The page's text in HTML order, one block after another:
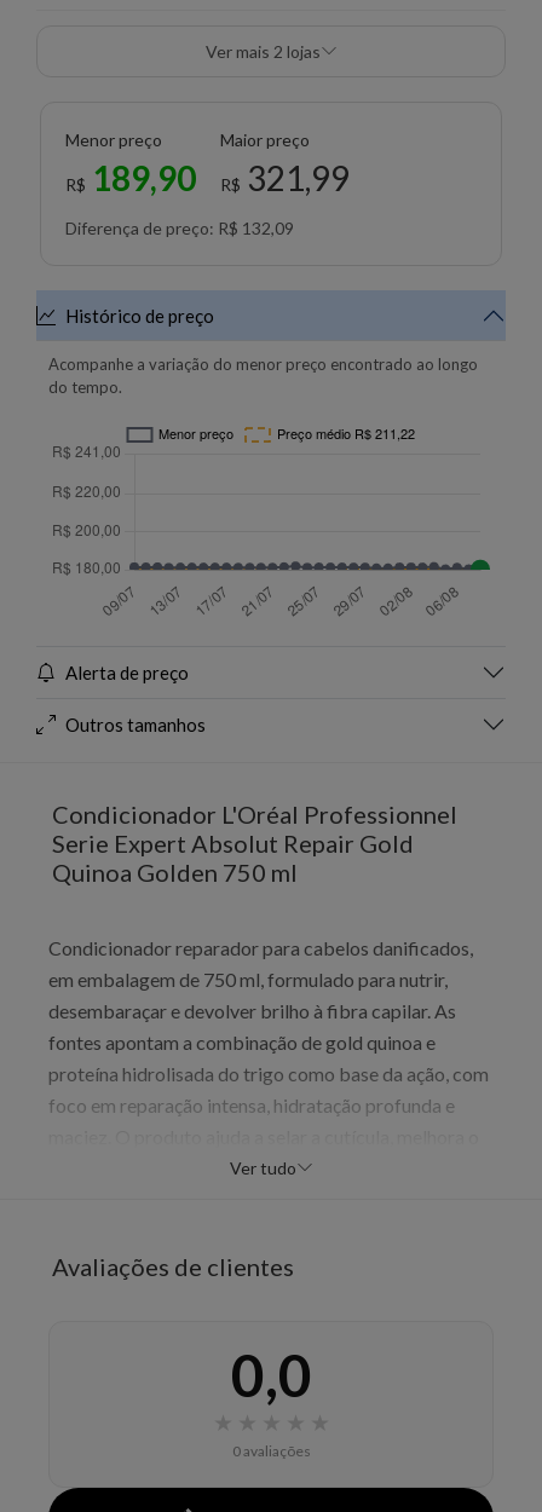
Ver mais 2 lojas
Menor preço
R$ 189,90
Maior preço
R$ 321,99
Diferença de preço: R$ 132,09
Histórico de preço
Acompanhe a variação do menor preço encontrado ao longo
do tempo.
Alerta de preço
Outros tamanhos
Condicionador L'Oréal Professionnel
Serie Expert Absolut Repair Gold
Quinoa Golden 750 ml
Condicionador reparador para cabelos danificados,
em embalagem de 750 ml, formulado para nutrir,
desembaraçar e devolver brilho à fibra capilar. As
fontes apontam a combinação de gold quinoa e
proteína hidrolisada do trigo como base da ação, com
foco em reparação intensa, hidratação profunda e
alinhamento dos fios e deixa o cabelo com aparência
Absolut Repair.
repara e hidrata os fios
facilita o desembaraço
deixa o cabelo mais macio
Ver tudo
Avaliações de clientes
0,0
0 avaliações